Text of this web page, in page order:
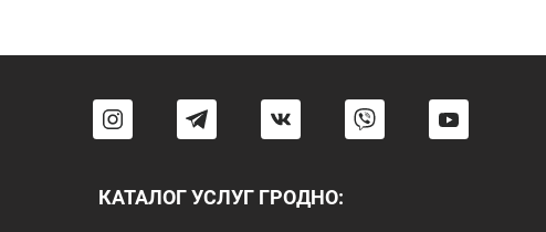
КАТАЛОГ УСЛУГ ГРОДНО: